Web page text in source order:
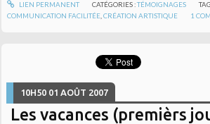
LIEN PERMANENT CATÉGORIES :TÉMOIGNAGES
COMMUNICATION FACILITÉE ,CRÉATION ARTISTIQUE 1
10H50 01 AOÛT 2007
Les vacances (premièrs